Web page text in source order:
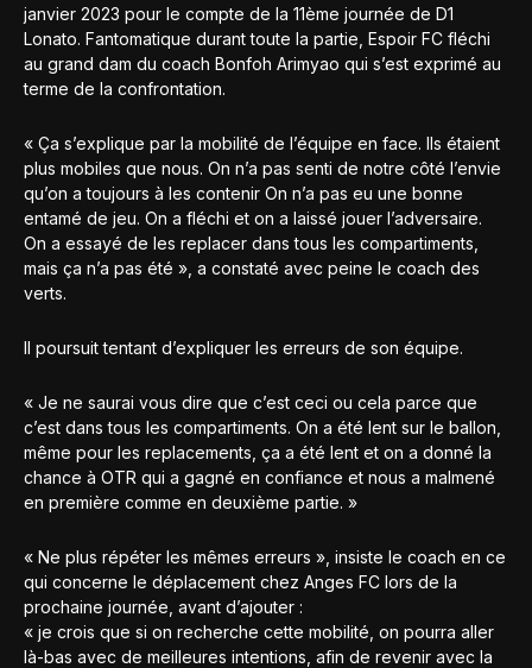
janvier 2023 pour le compte de la 11ème journée de D1
Lonato. Fantomatique durant toute la partie, Espoir FC fléchi
au grand dam du coach Bonfoh Arimyao qui s’est exprimé au
terme de la confrontation.
« Ça s’explique par la mobilité de l’équipe en face. Ils étaient
plus mobiles que nous. On n’a pas senti de notre côté l’envie
qu’on a toujours à les contenir On n’a pas eu une bonne
entamé de jeu. On a fléchi et on a laissé jouer l’adversaire.
On a essayé de les replacer dans tous les compartiments,
mais ça n’a pas été », a constaté avec peine le coach des
verts.
Il poursuit tentant d’expliquer les erreurs de son équipe.
« Je ne saurai vous dire que c’est ceci ou cela parce que
c’est dans tous les compartiments. On a été lent sur le ballon,
même pour les replacements, ça a été lent et on a donné la
chance à OTR qui a gagné en confiance et nous a malmené
en première comme en deuxième partie. »
« Ne plus répéter les mêmes erreurs », insiste le coach en ce
qui concerne le déplacement chez Anges FC lors de la
prochaine journée, avant d’ajouter :
« je crois que si on recherche cette mobilité, on pourra aller
là-bas avec de meilleures intentions, afin de revenir avec la